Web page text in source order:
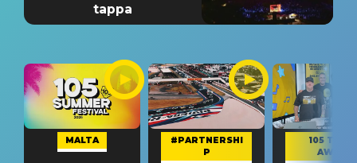
tappa
MALTA
#PARTNERSHI
P
105 TAKE
AWAY